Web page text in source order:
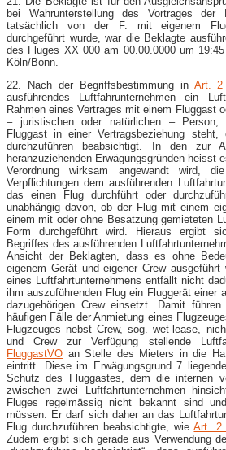
bei Wahrunterstellung des Vortrages
tatsächlich von der F. mit eigenem
durchgeführt wurde, war die Beklagte
des Fluges XX 000 am 00.00.0000 um
Köln/Bonn.
22. Nach der Begriffsbestimmung in Art. 2
ausführendes Luftfahrunternehmen ein
Rahmen eines Vertrages mit einem Fluggast
– juristischen oder natürlichen –
Fluggast in einer Vertragsbeziehung
durchzuführen beabsichtigt. In den zur
heranzuziehenden Erwägungsgründen heisst
Verordnung wirksam angewandt wird,
Verpflichtungen dem ausführenden
das einen Flug durchführt oder
unabhängig davon, ob der Flug mit einem
einem mit oder ohne Besatzung gemieteten
Form durchgeführt wird. Hieraus ergibt
Begriffes des ausführenden
Ansicht der Beklagten, dass es ohne
eigenem Gerät und eigener Crew
eines Luftfahrtunternehmens entfällt nicht
ihm auszuführenden Flug ein Fluggerät einer
dazugehörigen Crew einsetzt. Damit
häufigen Fälle der Anmietung eines
Flugzeuges nebst Crew, sog. wet-lease,
und Crew zur Verfügung stellende
FluggastVO an Stelle des Mieters in die
eintritt. Diese im Erwägungsgrund 7
Schutz des Fluggastes, dem die internen
zwischen zwei Luftfahrtunternehmen
Fluges regelmässig nicht bekannt sind
müssen. Er darf sich daher an das
Flug durchzuführen beabsichtigte, wieArt. 2
Zudem ergibt sich gerade aus Verwendung